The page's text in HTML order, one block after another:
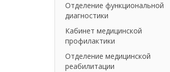
Отделение функциональной
диагностики
Кабинет медицинской
профилактики
Отделение медицинской
реабилитации